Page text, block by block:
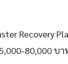
Recovery
80,000 บ